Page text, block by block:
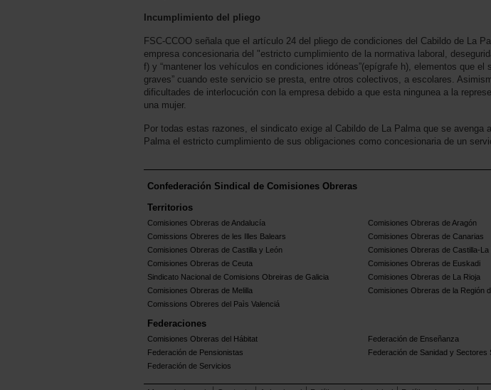
Incumplimiento del pliego
FSC-CCOO señala que el artículo 24 del pliego de condiciones del Cabildo de La
empresa concesionaria del "estricto cumplimiento de la normativa laboral,
f) y “mantener los vehículos en condiciones idóneas”(epígrafe h), elementos que el
graves” cuando este servicio se presta, entre otros colectivos, a escolares.
dificultades de interlocución con la empresa debido a que esta ningunea a la
una mujer.
Por todas estas razones, el sindicato exige al Cabildo de La Palma que se avenga
Palma el estricto cumplimiento de sus obligaciones como concesionaria de un
Confederación Sindical de Comisiones Obreras
Territorios
Comisiones Obreras de Andalucía Comisiones Obreras de Aragón
Comissions Obreres de les Illes Balears
Comisiones Obreras de Canarias
Comisiones Obreras de Castilla y León
Comisiones Obreras de Castilla-La
Comisiones Obreras de Ceuta
Comisiones Obreras de Euskadi
Sindicato Nacional de Comisions Obreiras de Galicia
Comisiones Obreras de La Rioja
Comisiones Obreras de Melilla
Comisiones Obreras de la Región
Comissions Obreres del Paìs Valenciá
Federaciones
Comisiones Obreras del Hábitat Federación de Enseñanza
Federación de Pensionistas
Federación de Sanidad y Sectores
Federación de Servicios